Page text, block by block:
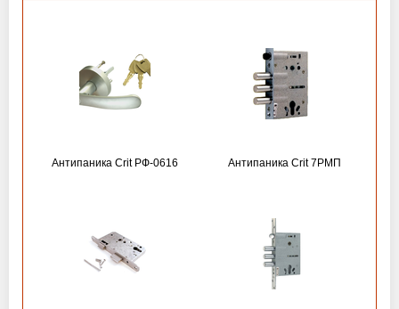
Антипаника Crit РФ-0616 Антипаника Crit 7РМП